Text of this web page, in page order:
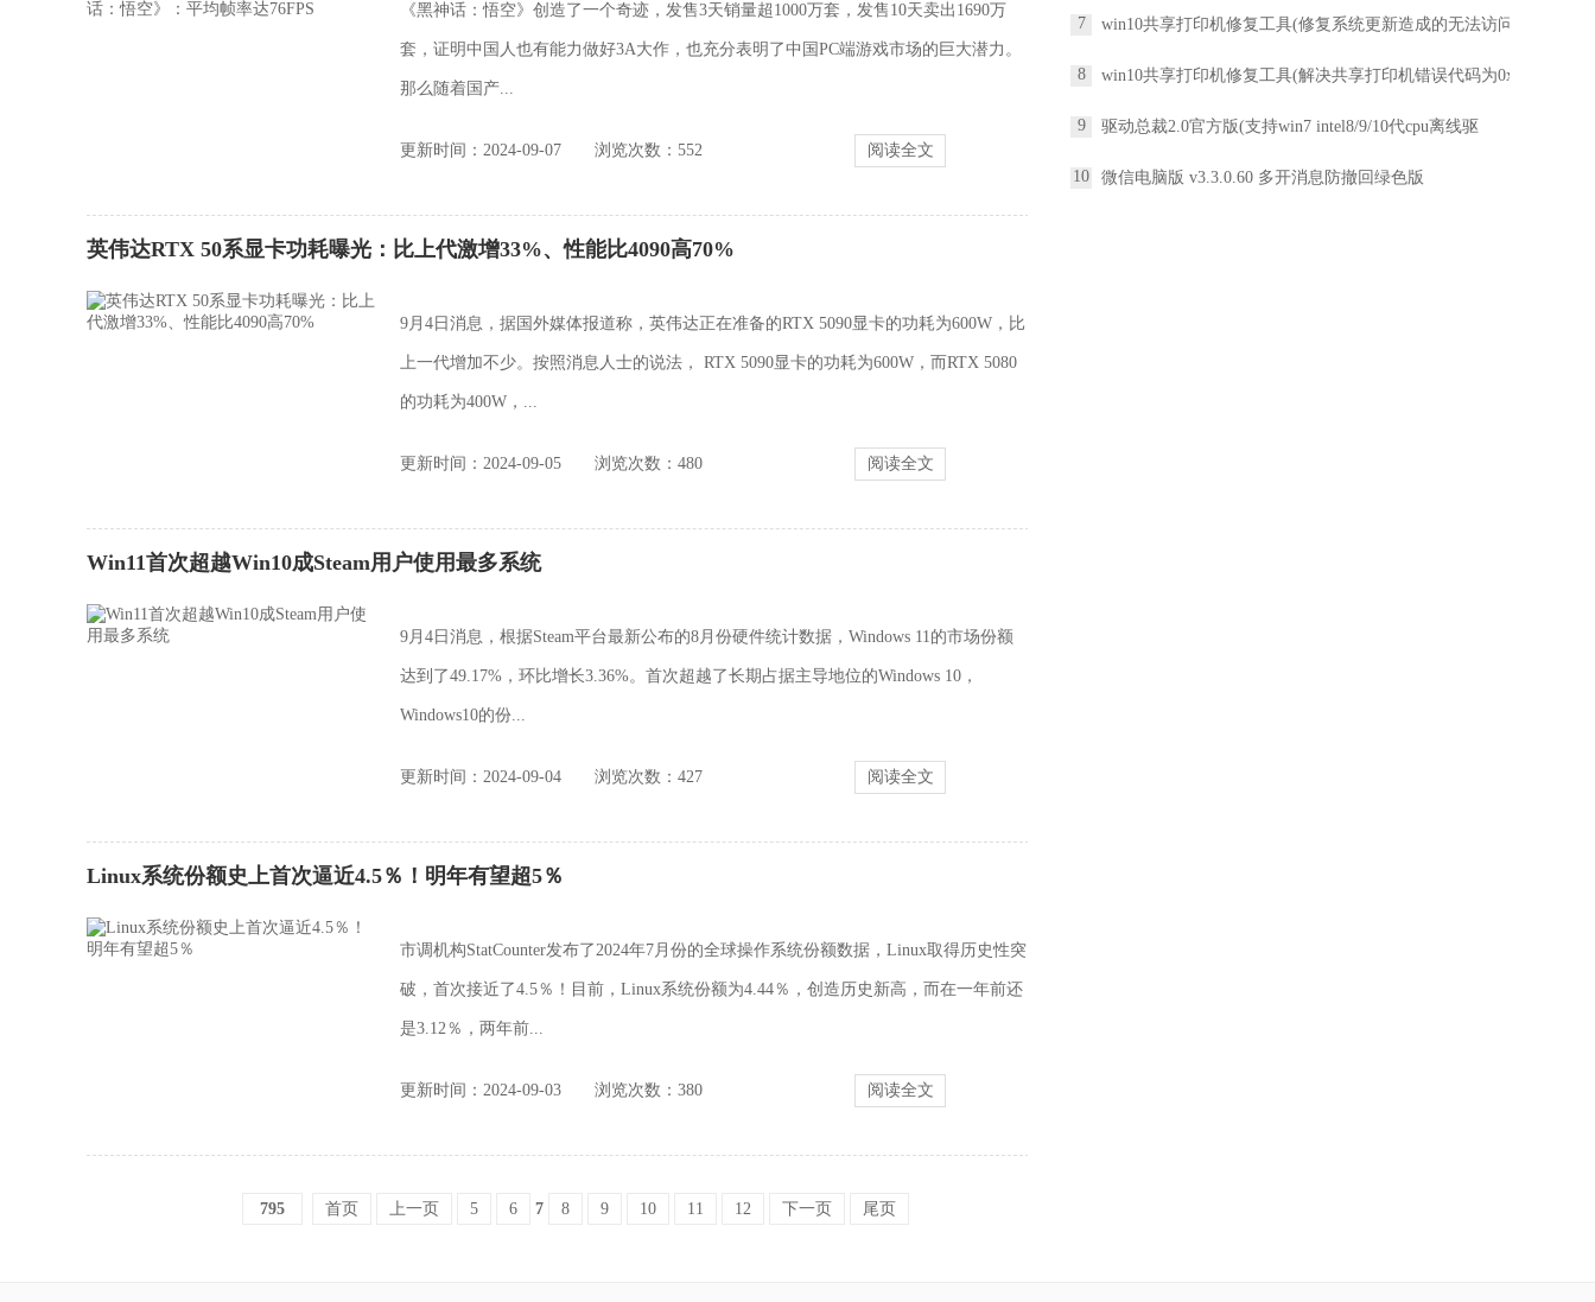
7 win10共享打印机修复工具(修复系统更新造成的无法访问
8 win10共享打印机修复工具(解决共享打印机错误代码为0x
9 驱动总裁2.0官方版(支持win7 intel8/9/10代cpu离线驱
10 微信电脑版 v3.3.0.60 多开消息防撤回绿色版
《黑神话：悟空》创造了一个奇迹，发售3天销量超1000万套，发售10天卖出1690万
套，证明中国人也有能力做好3A大作，也充分表明了中国PC端游戏市场的巨大潜力。
那么随着国产...
更新时间：2024-09-07 浏览次数： 552 阅读全文
英伟达RTX 50系显卡功耗曝光：比上代激增33%、性能比4090高70%
9月4日消息，据国外媒体报道称，英伟达正在准备的RTX 5090显卡的功耗为600W，比
上一代增加不少。按照消息人士的说法， RTX 5090显卡的功耗为600W，而RTX 5080
的功耗为400W，...
更新时间：2024-09-05 浏览次数： 480 阅读全文
Win11首次超越Win10成Steam用户使用最多系统
9月4日消息，根据Steam平台最新公布的8月份硬件统计数据，Windows 11的市场份额
达到了49.17%，环比增长3.36%。首次超越了长期占据主导地位的Windows 10，
Windows10的份...
更新时间：2024-09-04 浏览次数： 427 阅读全文
Linux系统份额史上首次逼近4.5％！明年有望超5％
市调机构StatCounter发布了2024年7月份的全球操作系统份额数据，Linux取得历史性突
破，首次接近了4.5％！目前，Linux系统份额为4.44％，创造历史新高，而在一年前还
是3.12％，两年前...
更新时间：2024-09-03 浏览次数： 380 阅读全文
795 首页 上一页 5 6 7 8 9 10 11 12 下一页 尾页